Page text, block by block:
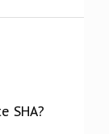
SHA?